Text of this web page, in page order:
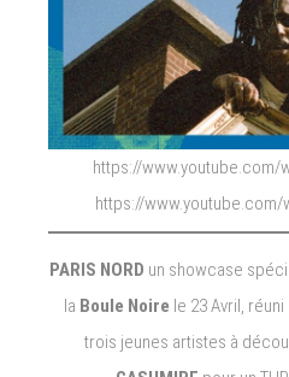
https://www.youtube.com/
https://www.youtube.com/
PARIS NORD un showcase
la Boule Noire le 23 Avril,
trois jeunes artistes à